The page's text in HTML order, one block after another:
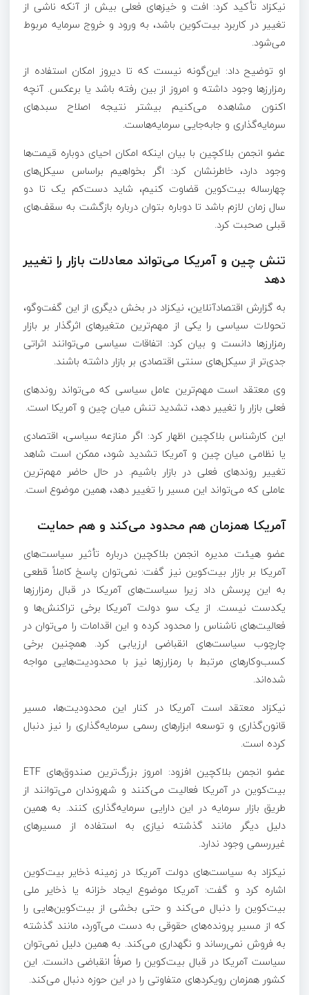
نیکزاد تأکید کرد: افت و خیزهای فعلی بیش از آنکه ناشی از
تغییر در کاربرد بیت‌کوین باشد، به ورود و خروج سرمایه مربوط
می‌شود.
او توضیح داد: این‌گونه نیست که تا دیروز امکان استفاده از
رمزارزها وجود داشته و امروز از بین رفته باشد یا برعکس. آنچه
اکنون مشاهده می‌کنیم بیشتر نتیجه اصلاح سبدهای
سرمایه‌گذاری و جابه‌جایی سرمایه‌هاست.
عضو انجمن بلاکچین با بیان اینکه امکان احیای دوباره قیمت‌ها
وجود دارد، خاطرنشان کرد: اگر بخواهیم براساس سیکل‌های
چهارساله بیت‌کوین قضاوت کنیم، شاید دست‌کم یک تا دو
سال زمان لازم باشد تا دوباره بتوان درباره بازگشت به سقف‌های
قبلی صحبت کرد.
تنش چین و آمریکا می‌تواند معادلات بازار را تغییر
دهد
به گزارش اقتصادآنلاین، نیکزاد در بخش دیگری از این گفت‌وگو،
تحولات سیاسی را یکی از مهم‌ترین متغیرهای اثرگذار بر بازار
رمزارزها دانست و بیان کرد: اتفاقات سیاسی می‌توانند اثراتی
جدی‌تر از سیکل‌های سنتی اقتصادی بر بازار داشته باشند.
وی معتقد است مهم‌ترین عامل سیاسی که می‌تواند روندهای
فعلی بازار را تغییر دهد، تشدید تنش میان چین و آمریکا است.
این کارشناس بلاکچین اظهار کرد: اگر منازعه سیاسی، اقتصادی
یا نظامی میان چین و آمریکا تشدید شود، ممکن است شاهد
تغییر روندهای فعلی در بازار باشیم. در حال حاضر مهم‌ترین
عاملی که می‌تواند این مسیر را تغییر دهد، همین موضوع است.
آمریکا همزمان هم محدود می‌کند و هم حمایت
عضو هیئت مدیره انجمن بلاکچین درباره تأثیر سیاست‌های
آمریکا بر بازار بیت‌کوین نیز گفت: نمی‌توان پاسخ کاملاً قطعی
به این پرسش داد زیرا سیاست‌های آمریکا در قبال رمزارزها
یکدست نیست. از یک سو دولت آمریکا برخی تراکنش‌ها و
فعالیت‌های ناشناس را محدود کرده و این اقدامات را می‌توان در
چارچوب سیاست‌های انقباضی ارزیابی کرد. همچنین برخی
کسب‌وکارهای مرتبط با رمزارزها نیز با محدودیت‌هایی مواجه
شده‌اند.
نیکزاد معتقد است آمریکا در کنار این محدودیت‌ها، مسیر
قانون‌گذاری و توسعه ابزارهای رسمی سرمایه‌گذاری را نیز دنبال
کرده است.
عضو انجمن بلاکچین افزود: امروز بزرگ‌ترین صندوق‌های ETF
بیت‌کوین در آمریکا فعالیت می‌کنند و شهروندان می‌توانند از
طریق بازار سرمایه در این دارایی سرمایه‌گذاری کنند. به همین
دلیل دیگر مانند گذشته نیازی به استفاده از مسیرهای
غیررسمی وجود ندارد.
نیکزاد به سیاست‌های دولت آمریکا در زمینه ذخایر بیت‌کوین
اشاره کرد و گفت: آمریکا موضوع ایجاد خزانه یا ذخایر ملی
بیت‌کوین را دنبال می‌کند و حتی بخشی از بیت‌کوین‌هایی را
که از مسیر پرونده‌های حقوقی به دست می‌آورد، مانند گذشته
به فروش نمی‌رساند و نگهداری می‌کند. به همین دلیل نمی‌توان
سیاست آمریکا در قبال بیت‌کوین را صرفاً انقباضی دانست. این
کشور همزمان رویکردهای متفاوتی را در این حوزه دنبال می‌کند.